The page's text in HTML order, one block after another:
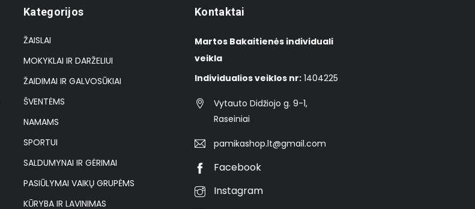
Kategorijos
ŽAISLAI
MOKYKLAI IR DARŽELIUI
ŽAIDIMAI IR GALVOSŪKIAI
ŠVENTĖMS
NAMAMS
SPORTUI
SALDUMYNAI IR GĖRIMAI
PASIŪLYMAI VAIKŲ GRUPĖMS
KŪRYBA IR LAVINIMAS
Kontaktai
Martos Bakaitienės individuali
veikla
Individualios veiklos nr: 1404225
Vytauto Didžiojo g. 9-1,
Raseiniai
pamikashop.lt@gmail.com
Facebook
Instagram